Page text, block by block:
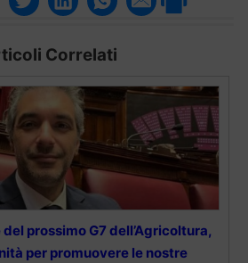
Correlati
prossimo G7 dell’Agricoltura,
per promuovere le nostre